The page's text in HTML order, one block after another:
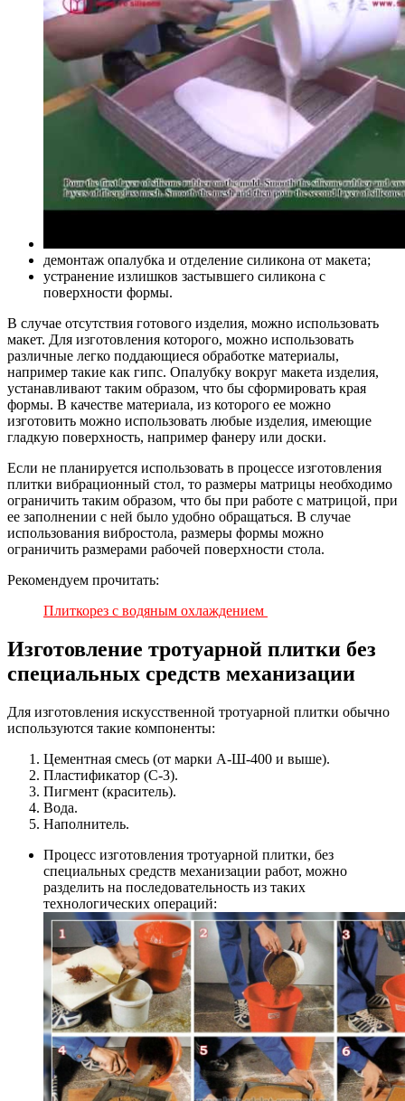
демонтаж опалубка и отделение силикона от макета;
устранение излишков застывшего силикона с
поверхности формы.
В случае отсутствия готового изделия, можно использовать
макет. Для изготовления которого, можно использовать
различные легко поддающиеся обработке материалы,
например такие как гипс. Опалубку вокруг макета изделия,
устанавливают таким образом, что бы сформировать края
формы. В качестве материала, из которого ее можно
изготовить можно использовать любые изделия, имеющие
гладкую поверхность, например фанеру или доски.
Если не планируется использовать в процессе изготовления
плитки вибрационный стол, то размеры матрицы необходимо
ограничить таким образом, что бы при работе с матрицой, при
ее заполнении с ней было удобно обращаться. В случае
использования вибростола, размеры формы можно
ограничить размерами рабочей поверхности стола.
Рекомендуем прочитать:
Плиткорез с водяным охлаждением
Изготовление тротуарной плитки без
специальных средств механизации
Для изготовления искусственной тротуарной плитки обычно
используются такие компоненты:
Цементная смесь (от марки А-Ш-400 и выше).
Пластификатор (С-3).
Пигмент (краситель).
Вода.
Наполнитель.
Процесс изготовления тротуарной плитки, без
специальных средств механизации работ, можно
разделить на последовательность из таких
технологических операций: